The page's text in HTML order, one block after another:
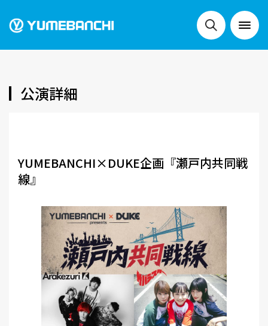
SCHEDULE
FESTIVALS
公演詳細
YUMEBANCHI×DUKE企画『瀬戸内共同戦
線』